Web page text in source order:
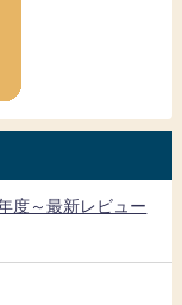
度～最新レビュー